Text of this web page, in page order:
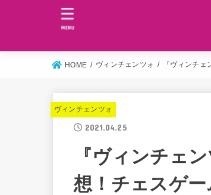
MENU
HOME ヴィンチェンツォ 『ヴィンチ
ヴィンチェンツォ
2021.04.25
『ヴィンチェ
想！チェスゲー